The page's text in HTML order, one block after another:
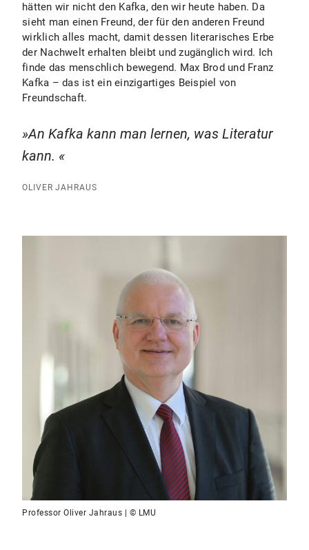
hätten wir nicht den Kafka, den wir heute haben. Da
sieht man einen Freund, der für den anderen Freund
wirklich alles macht, damit dessen literarisches Erbe
der Nachwelt erhalten bleibt und zugänglich wird. Ich
finde das menschlich bewegend. Max Brod und Franz
Kafka – das ist ein einzigartiges Beispiel von
Freundschaft.
An Kafka kann man lernen, was Literatur
kann.
OLIVER JAHRAUS
Professor Oliver Jahraus | © LMU